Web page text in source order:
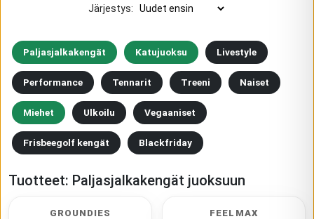
Järjestys:
Paljasjalkakengät Katujuoksu Livestyle
Performance Tennarit Treeni Naiset
Miehet Ulkoilu Vegaaniset
Frisbeegolf kengät Blackfriday
Tuotteet: Paljasjalkakengät juoksuun
GROUNDIES FEELMAX